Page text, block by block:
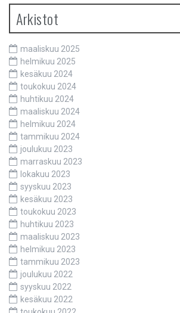
Arkistot
maaliskuu 2025
helmikuu 2025
kesäkuu 2024
toukokuu 2024
huhtikuu 2024
maaliskuu 2024
helmikuu 2024
tammikuu 2024
joulukuu 2023
marraskuu 2023
lokakuu 2023
syyskuu 2023
kesäkuu 2023
toukokuu 2023
huhtikuu 2023
maaliskuu 2023
helmikuu 2023
tammikuu 2023
joulukuu 2022
syyskuu 2022
kesäkuu 2022